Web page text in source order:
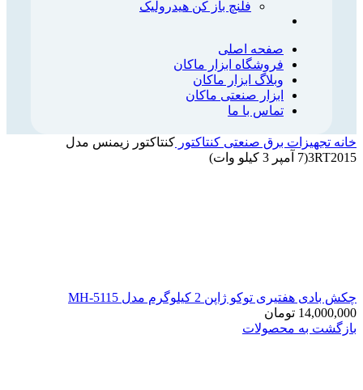
فلنچ باز کن هیدرولیک
صفحه اصلی
فروشگاه ابزار ماکان
وبلاگ ابزار ماکان
ابزار صنعتی ماکان
تماس با ما
خانه تجهیزات برق صنعتی کنتاکتور کنتاکتور زیمنس مدل
3RT2015(7 آمپر 3 کیلو وات)
چکش بادی هفتیری توکو ژاپن 2 کیلوگرم مدل MH-5115
14,000,000 تومان
بازگشت به محصولات